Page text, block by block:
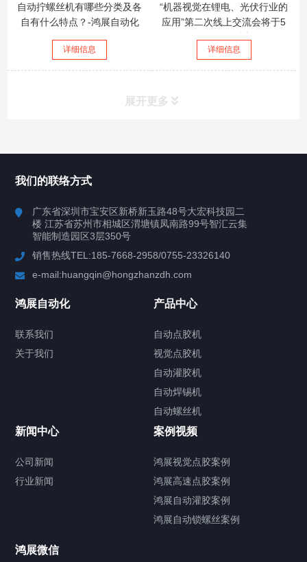
自动拧螺丝机有哪些分类及各
自有什么特点？-鸿展自动化
详细信息
“机器视觉在锂电、光伏行业的
应用”第二次线上交流会将于5
详细信息
展开更多
案例视频
联系我们
关于我们
我们的联络方式
广东省深圳市宝安区新桥新玉路48号大宏科技园二
楼 江苏省苏州市相城区渭塘镇凤南路99号智汇云集
智能制造园区3层350号
销售热线TEL:185-7668-2958/0755-23326140
e-mail:huangqin@hongzhanzdh.com
鸿展自动化
联系我们
关于我们
产品中心
自动点胶机
视觉点胶机
自动灌胶机
自动焊锡机
自动螺丝机
新闻中心
公司新闻
行业新闻
案例视频
鸿展视觉点胶案例
鸿展高速点胶案例
鸿展自动灌胶案例
鸿展自动锁螺丝案例
鸿展微信